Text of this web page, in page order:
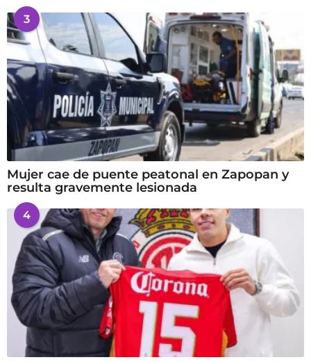
3
Mujer cae de puente peatonal en Zapopan y
resulta gravemente lesionada
4